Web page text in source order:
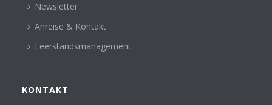
Newsletter
Anreise & Kontakt
Leerstandsmanagement
KONTAKT